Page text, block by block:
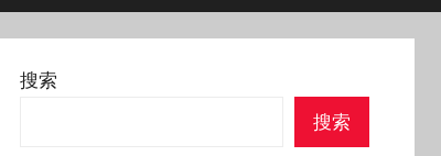
搜索
搜索